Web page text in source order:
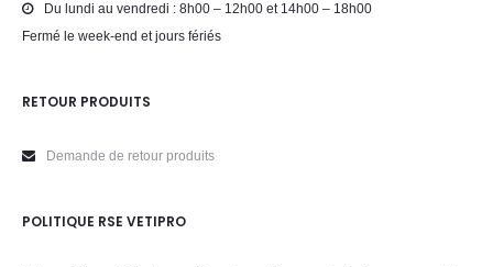
Du lundi au vendredi : 8h00 – 12h00 et 14h00 – 18h00
Fermé le week-end et jours fériés
RETOUR PRODUITS
Demande de retour produits
POLITIQUE RSE VETIPRO